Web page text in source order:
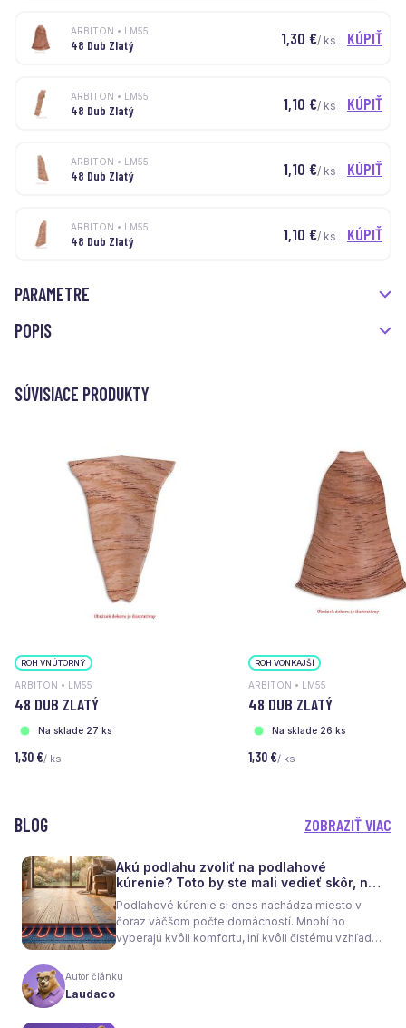
ARBITON • LM55
48 Dub Zlatý 1,30 €/ ks KÚPIŤ
ARBITON • LM55
48 Dub Zlatý 1,10 €/ ks KÚPIŤ
ARBITON • LM55
48 Dub Zlatý 1,10 €/ ks KÚPIŤ
ARBITON • LM55
48 Dub Zlatý 1,10 €/ ks KÚPIŤ
PARAMETRE
POPIS
SÚVISIACE PRODUKTY
ROH VNÚTORNÝ
ARBITON • LM55
48 DUB ZLATÝ
Na sklade 27 ks
1,30 €/ ks
ROH VONKAJŠÍ
ARBITON • LM55
48 DUB ZLATÝ
Na sklade 26 ks
1,30 €/ ks
BLOG ZOBRAZIŤ VIAC
Akú podlahu zvoliť na podlahové
kúrenie? Toto by ste mali vedieť skôr, než
sa rozhodnete
Podlahové kúrenie si dnes nachádza miesto v
čoraz väčšom počte domácností. Mnohí ho
vyberajú kvôli komfortu, iní kvôli čistému vzhľadu
Autor článku
Laudaco